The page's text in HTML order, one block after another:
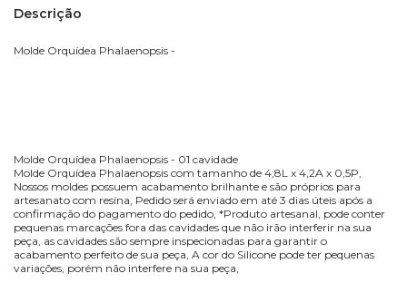
Descrição
Molde Orquídea Phalaenopsis -
Molde Orquídea Phalaenopsis - 01 cavidade
Molde Orquídea Phalaenopsis com tamanho de 4,8L x 4,2A x 0,5P,
Nossos moldes possuem acabamento brilhante e são próprios para
artesanato com resina, Pedido será enviado em até 3 dias úteis após a
confirmação do pagamento do pedido, *Produto artesanal, pode conter
pequenas marcações fora das cavidades que não irão interferir na sua
peça, as cavidades são sempre inspecionadas para garantir o
acabamento perfeito de sua peça, A cor do Silicone pode ter pequenas
variações, porém não interfere na sua peça,